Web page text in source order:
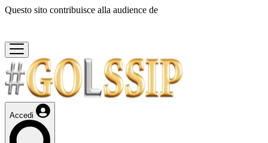
Questo sito contribuisce alla audience de
Accedi